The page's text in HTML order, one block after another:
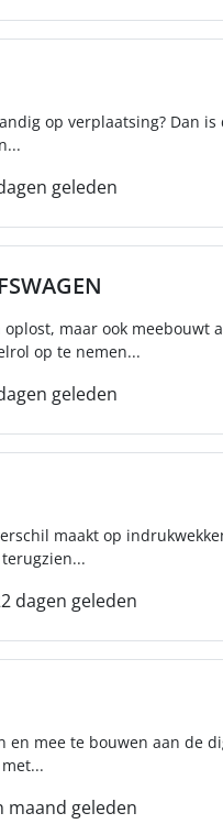
op verplaatsing? Dan
geleden
maar ook meebouwt
op te nemen...
geleden
maakt op
dagen geleden
mee te bouwen aan de
maand geleden